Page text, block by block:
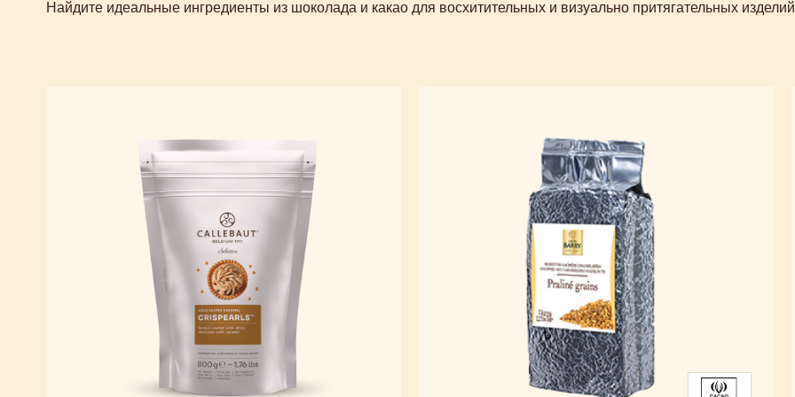
Найдите идеальные ингредиенты из шоколада и какао для восхитительных и визуально притягательных